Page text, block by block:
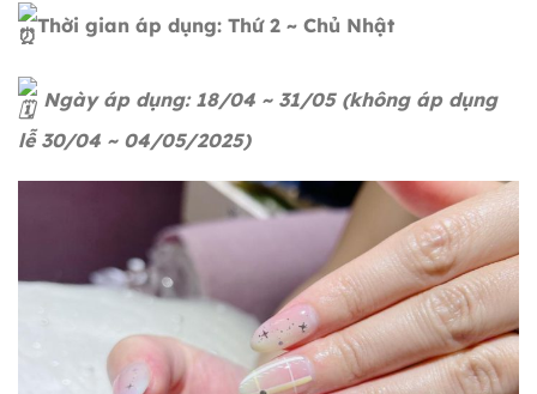
Thời gian áp dụng: Thứ 2 ~ Chủ Nhật
Ngày áp dụng: 18/04 ~ 31/05 (không áp dụng
lễ 30/04 ~ 04/05/2025)